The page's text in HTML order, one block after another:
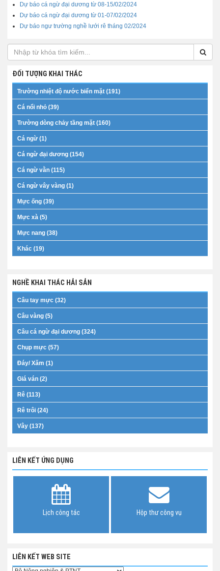
Dự báo cá ngừ đại dương từ 08-15/02/2024
Dự báo cá ngừ đại dương từ 01-07/02/2024
Dự báo ngư trường nghề lưới rê tháng 02/2024
ĐỐI TƯỢNG KHAI THÁC
Trường nhiệt độ nước biển mặt (191)
Cá nổi nhỏ (39)
Trường dòng chảy tầng mặt (160)
Cá ngừ (1)
Cá ngừ đại dương (154)
Cá ngừ vằn (115)
Cá ngừ vây vàng (1)
Mực ống (39)
Mực xà (5)
Mực nang (38)
Khác (19)
NGHỀ KHAI THÁC HẢI SẢN
Câu tay mực (32)
Câu vàng (5)
Câu cá ngừ đại dương (324)
Chụp mực (57)
Đáy/ Xăm (1)
Giá ván (2)
Rê (113)
Rê trôi (24)
Vây (137)
LIÊN KẾT ỨNG DỤNG
Lịch công tác Hộp thư công vụ
LIÊN KẾT WEB SITE